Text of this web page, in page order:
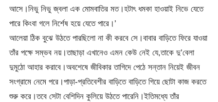
আসে।নিভু নিভু জ্বলা এক মোমবাতির মত।হটাৎ ধমকা হাওয়াই নিভে যেতে
পারে কিংবা গলে নির্শেষ হয়ে যেতে পারে।’
আলেয়া ঠিক বুঝে উঠতে পারছিলো না কী করবে সে।বাবার বাড়িতে ফিরে যাওয়া
তাঁর পক্ষে সম্ভব নয়।তাছাড়া এখানেও এমন কেউ নেই যে,তাকে দু’বেলা
দুমুঠো আহার করাবে।অবশেষে জীবিকার তাগিদে পেঠে সন্তান নিয়েই জীবন
সংগ্রামে নেমে পরে।পাড়া-প্রতিবেশীর বাড়িতে বাড়িতে গিয়ে ছোটা কাজ করতে
শুরু করে।তবে সেটা বেশিদিন কুলিয়ে উঠতে পারেনি।ইতিমধ্যে তাঁর